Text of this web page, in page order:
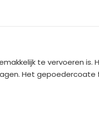
te vervoeren is.
Het